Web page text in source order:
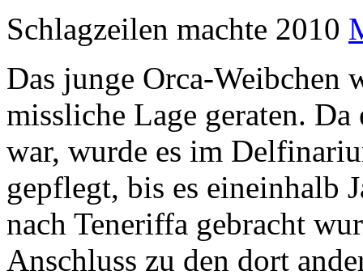
Schlagzeilen machte 2010
Das junge Orca-Weibchen
missliche Lage geraten.
war, wurde es im
gepflegt, bis es eineinhalb
nach Teneriffa gebracht
Anschluss zu den dort